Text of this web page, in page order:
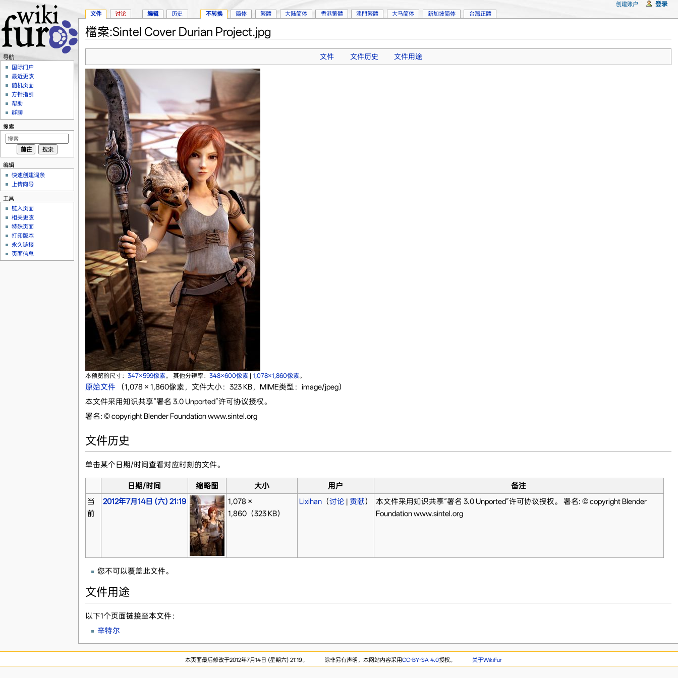
檔案:Sintel Cover Durian Project.jpg
文件 文件历史 文件用途
本预览的尺寸： 347×599像素。 其他分辨率： 348×600像素| 1,078×1,860像素。
原始文件‎
（1,078 × 1,860像素，文件大小：323 KB，MIME类型：image/jpeg）
本文件采用知识共享“署名 3.0 Unported”许可协议授权。
署名: © copyright Blender Foundation www.sintel.org
文件历史
单击某个日期/时间查看对应时刻的文件。
日期/时间 缩略图 大小 用户
备注
当
前
2012年7月14日 (六) 21:19
1,078 ×
1,860（323 KB）
Lixihan（讨论| 贡献）
本文件采用知识共享“署名 3.0 Unported”许可协议授权。 署名: © copyright Blender
Foundation www.sintel.org
您不可以覆盖此文件。
文件用途
以下1个页面链接至本文件：
辛特尔
文件 讨论 编辑 历史 不转换 简体 繁體 大陆简体 香港繁體 澳門繁體 大马简体 新加坡简体 台灣正體
创建账户 登录
导航
国际门户
最近更改
随机页面
方针指引
帮助
群聊
搜索
编辑
快速创建词条
上传向导
工具
链入页面
相关更改
特殊页面
打印版本
永久链接
页面信息
本页面最后修改于2012年7月14日 (星期六) 21:19。 除非另有声明，本网站内容采用CC-BY-SA 4.0授权。 关于WikiFur